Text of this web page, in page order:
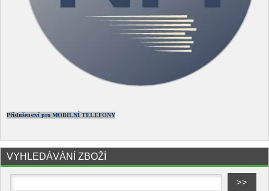
Příslušenství pro MOBILNÍ TELEFONY
VYHLEDÁVÁNÍ ZBOŽÍ